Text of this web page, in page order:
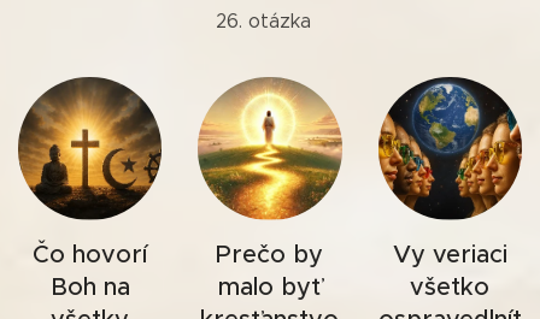
26. otázka
Čo hovorí
Boh na
Prečo by
malo byť
Vy veriaci
všetko